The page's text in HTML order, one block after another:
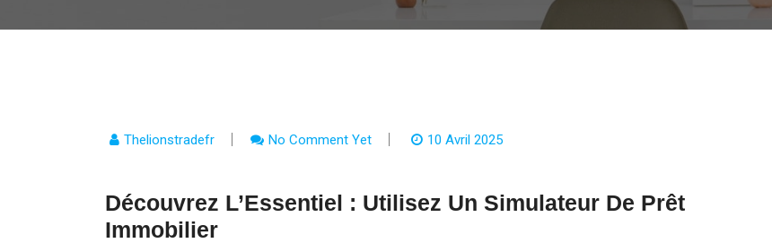
Thelionstradefr No Comment Yet 10 Avril 2025
Découvrez L’Essentiel : Utilisez Un Simulateur De Prêt
Immobilier